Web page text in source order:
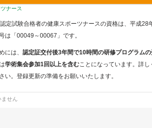
ナース
定試験合格者の健康スポーツナースの資格は、平成28
は「00049～00067」です。
には、 認定証交付後3年間で10時間の研修プログラム
学術集会参加1回以上を含むことになっています。詳
い。登録更新の準備をお願いいたします。
ません